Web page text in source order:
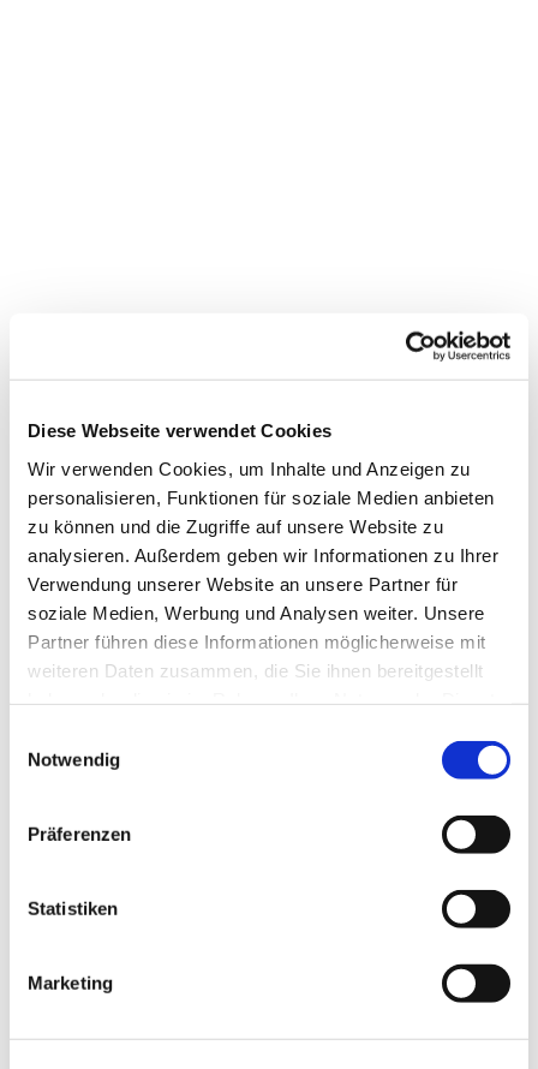
Diese Webseite verwendet Cookies
Wir verwenden Cookies, um Inhalte und Anzeigen zu
personalisieren, Funktionen für soziale Medien anbieten
zu können und die Zugriffe auf unsere Website zu
analysieren. Außerdem geben wir Informationen zu Ihrer
Verwendung unserer Website an unsere Partner für
soziale Medien, Werbung und Analysen weiter. Unsere
Partner führen diese Informationen möglicherweise mit
weiteren Daten zusammen, die Sie ihnen bereitgestellt
Notwendig
Präferenzen
Statistiken
Marketing
interessieren